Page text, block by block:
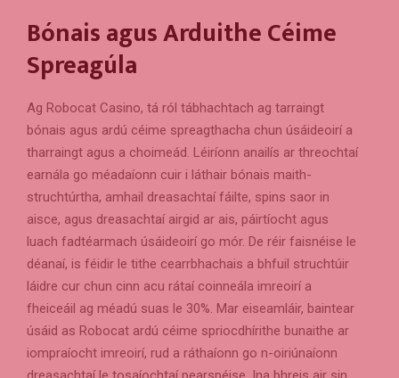
Bónais agus Arduithe Céime
Spreagúla
Ag Robocat Casino, tá ról tábhachtach ag tarraingt
bónais agus ardú céime spreagthacha chun úsáideoirí a
tharraingt agus a choimeád. Léiríonn anailís ar threochtaí
earnála go méadaíonn cuir i láthair bónais maith-
struchtúrtha, amhail dreasachtaí fáilte, spins saor in
aisce, agus dreasachtaí airgid ar ais, páirtíocht agus
luach fadtéarmach úsáideoirí go mór. De réir faisnéise le
déanaí, is féidir le tithe cearrbhachais a bhfuil struchtúir
láidre cur chun cinn acu rátaí coinneála imreoirí a
fheiceáil ag méadú suas le 30%. Mar eiseamláir, baintear
úsáid as Robocat ardú céime spriocdhírithe bunaithe ar
iompraíocht imreoirí, rud a ráthaíonn go n-oiriúnaíonn